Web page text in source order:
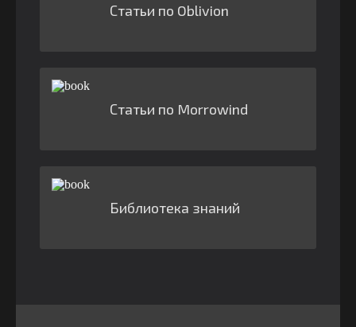
Статьи по Oblivion
Статьи по Morrowind
Библиотека знаний